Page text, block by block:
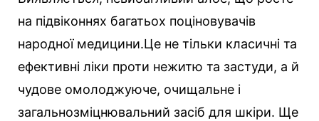
на підвіконнях багатьох поціновувачів
народної медицини.Це не тільки класичні та
ефективні ліки проти нежитю та застуди, а й
чудове омолоджуюче, очищальне і
загальнозміцнювальний засіб для шкіри. Ще